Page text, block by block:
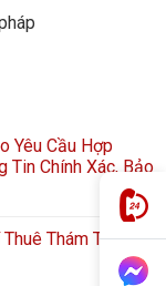
Yêu Cầu Hợp
Tin Chính Xác, Bảo
Thám Tử Tại